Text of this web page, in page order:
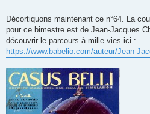
Décortiquons maintenant ce n°64. La
pour ce bimestre est de Jean-Jacques
découvrir le parcours à mille vies ici :
https://www.babelio.com/auteur/Jean-